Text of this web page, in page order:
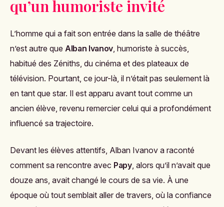
qu’un humoriste invité
L’homme qui a fait son entrée dans la salle de théâtre
n’est autre que Alban Ivanov, humoriste à succès,
habitué des Zéniths, du cinéma et des plateaux de
télévision. Pourtant, ce jour-là, il n’était pas seulement là
en tant que star. Il est apparu avant tout comme un
ancien élève, revenu remercier celui qui a profondément
influencé sa trajectoire.
Devant les élèves attentifs, Alban Ivanov a raconté
comment sa rencontre avec Papy, alors qu’il n’avait que
douze ans, avait changé le cours de sa vie. À une
époque où tout semblait aller de travers, où la confiance